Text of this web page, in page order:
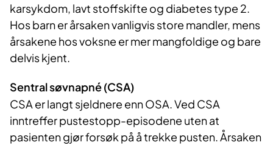
karsykdom, lavt stoffskifte og diabetes type 2.
Hos barn er årsaken vanligvis store mandler, mens
årsakene hos voksne er mer mangfoldige og bare
delvis kjent.
Sentral søvnapné (CSA)
CSA er langt sjeldnere enn OSA. Ved CSA
inntreffer pustestopp-episodene uten at
pasienten gjør forsøk på å trekke pusten. Årsaken